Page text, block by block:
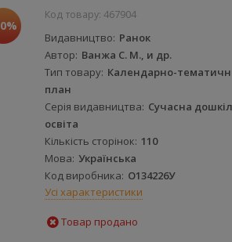
Код товару: 467904
Видавництво Ранок
Автор Ванжа С. М., и др.
Тип товару Календарно-
план
Серія видавництва Сучасна
освіта
Кількість сторінок 110
Мова Українська
Код виробника О134226У
Усі характеристики
Товар продано